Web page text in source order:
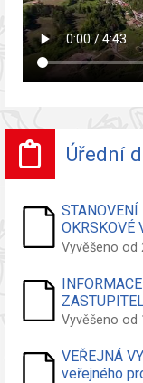
Úřední
OKRSKOVÉ
Vyvěšeno od
Vyvěšeno od
VEŘEJNÁ
veřejného